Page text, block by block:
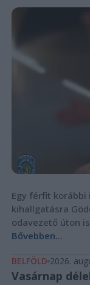
Egy férfit
kihallgatásra
odavezető úton
Bővebben...
BELFÖLD 2026.
Vasárnap